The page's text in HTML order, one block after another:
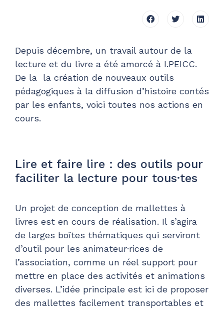
Depuis décembre, un travail autour de la
lecture et du livre a été amorcé à I.PEICC.
De la la création de nouveaux outils
pédagogiques à la diffusion d’histoire contés
par les enfants, voici toutes nos actions en
cours.
Lire et faire lire : des outils pour
faciliter la lecture pour tous·tes
Un projet de conception de mallettes à
livres est en cours de réalisation. Il s’agira
de larges boîtes thématiques qui serviront
d’outil pour les animateur·rices de
l’association, comme un réel support pour
mettre en place des activités et animations
diverses. L’idée principale est ici de proposer
des mallettes facilement transportables et